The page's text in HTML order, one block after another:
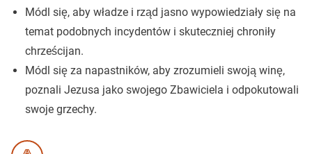
Módl się, aby władze i rząd jasno wypowiedziały się na
temat podobnych incydentów i skuteczniej chroniły
chrześcijan.
Módl się za napastników, aby zrozumieli swoją winę,
poznali Jezusa jako swojego Zbawiciela i odpokutowali
swoje grzechy.